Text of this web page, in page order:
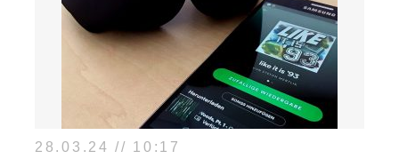
28.03.24 // 10:17